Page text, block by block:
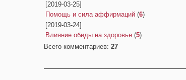
[2019-03-25]
Помощь и сила аффирмаций (6)
[2019-03-24]
Влияние обиды на здоровье (5)
Всего комментариев: 27